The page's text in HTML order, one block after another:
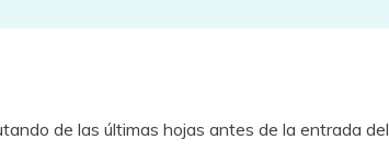
de las últimas hojas antes de la entrada del